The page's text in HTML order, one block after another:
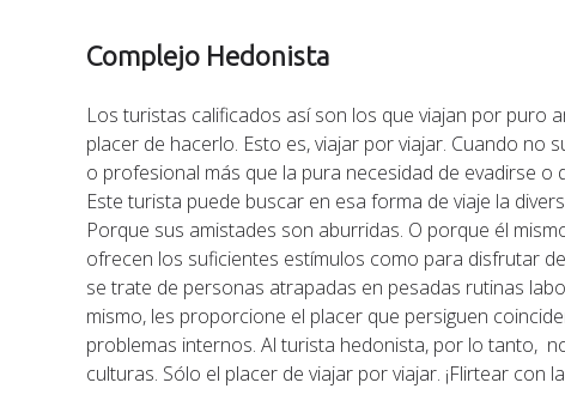
Complejo Hedonista
Los turistas calificados así son los que viajan por puro
placer de hacerlo. Esto es, viajar por viajar. Cuando
o profesional más que la pura necesidad de evadirse
Este turista puede buscar en esa forma de viaje la
Porque sus amistades son aburridas. O porque él
ofrecen los suficientes estímulos como para disfrutar
se trate de personas atrapadas en pesadas rutinas
mismo, les proporcione el placer que persiguen
problemas internos. Al turista hedonista, por lo tanto,
culturas. Sólo el placer de viajar por viajar. ¡Flirtear con